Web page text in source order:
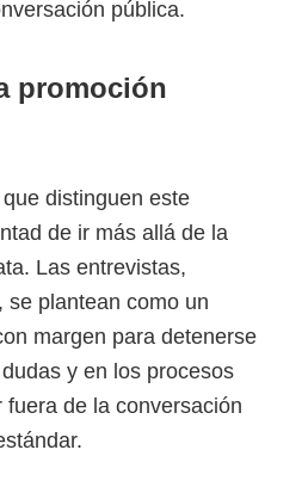
pública.
promoción
distinguen este
de ir más allá de la
Las entrevistas,
se plantean como un
margen para detenerse
y en los procesos
de la conversación